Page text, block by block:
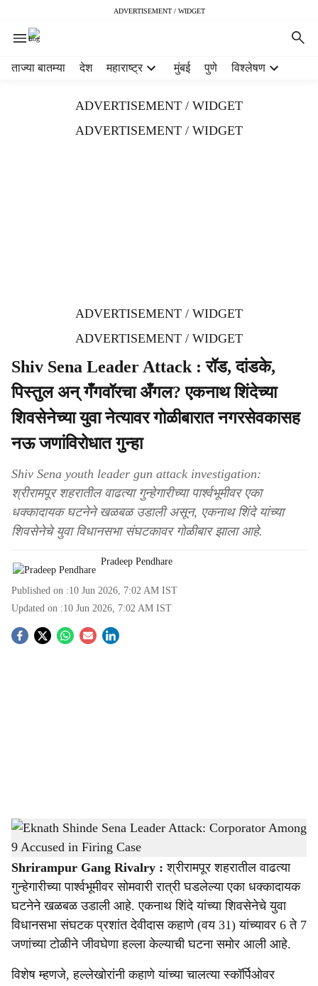
ADVERTISEMENT / WIDGET
ताज्या बातम्या देश महाराष्ट्र मुंबई पुणे विश्लेषण
ADVERTISEMENT / WIDGET
ADVERTISEMENT / WIDGET
ADVERTISEMENT / WIDGET
ADVERTISEMENT / WIDGET
Shiv Sena Leader Attack : रॉड, दांडके,
पिस्तुल अन् गँगवॉरचा अँगल? एकनाथ शिंदेच्या
शिवसेनेच्या युवा नेत्यावर गोळीबारात नगरसेवकासह
नऊ जणांविरोधात गुन्हा
Shiv Sena youth leader gun attack investigation:
श्रीरामपूर शहरातील वाढत्या गुन्हेगारीच्या पार्श्वभूमीवर एका
धक्कादायक घटनेने खळबळ उडाली असून, एकनाथ शिंदे यांच्या
शिवसेनेचे युवा विधानसभा संघटकावर गोळीबार झाला आहे.
Pradeep Pendhare
Published on :10 Jun 2026, 7:02 AM IST
Updated on :10 Jun 2026, 7:02 AM IST
S
h
a
r
e
Eknath Shinde Sena Leader Attack: Corporator Among 9 Accused in Firing Case-
Sarkarnama
Shrirampur Gang Rivalry : श्रीरामपूर शहरातील वाढत्या
गुन्हेगारीच्या पार्श्वभूमीवर सोमवारी रात्री घडलेल्या एका धक्कादायक
घटनेने खळबळ उडाली आहे. एकनाथ शिंदे यांच्या शिवसेनेचे युवा
विधानसभा संघटक प्रशांत देवीदास कहाणे (वय 31) यांच्यावर 6 ते 7
जणांच्या टोळीने जीवघेणा हल्ला केल्याची घटना समोर आली आहे.
विशेष म्हणजे, हल्लेखोरांनी कहाणे यांच्या चालत्या स्कॉर्पिओवर